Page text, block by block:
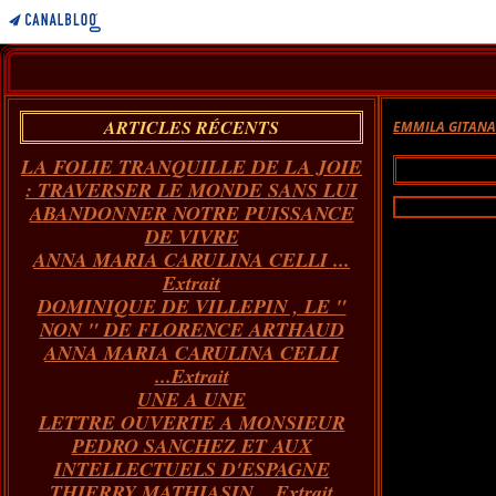
ARTICLES RÉCENTS
LA FOLIE TRANQUILLE DE LA JOIE
: TRAVERSER LE MONDE SANS LUI
ABANDONNER NOTRE PUISSANCE
DE VIVRE
ANNA MARIA CARULINA CELLI ...
Extrait
DOMINIQUE DE VILLEPIN , LE "
NON " DE FLORENCE ARTHAUD
ANNA MARIA CARULINA CELLI
...Extrait
UNE A UNE
LETTRE OUVERTE A MONSIEUR
PEDRO SANCHEZ ET AUX
INTELLECTUELS D'ESPAGNE
EMMILA GITANA